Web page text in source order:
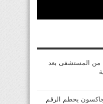
من المستشفى بعد
يحطم الرقم